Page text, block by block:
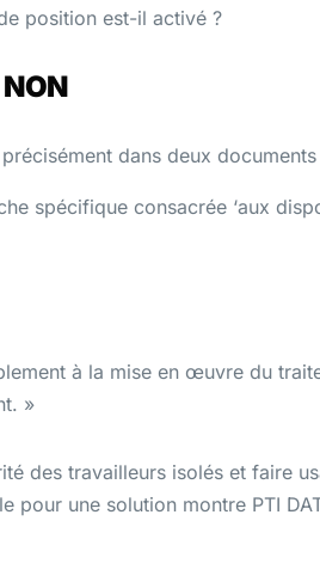
position est-il activé ?
dans deux documents
spécifique consacrée ‘aux
à la mise en œuvre du
»
des travailleurs isolés et faire
pour une solution montre PTI